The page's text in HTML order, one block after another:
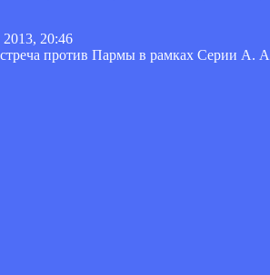
2013, 20:46
против Пармы в рамках Серии А.